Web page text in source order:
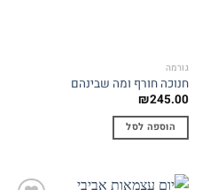
גורמה
חנוכה חורף ומה שבינהם
₪245.00
הוספה לסל